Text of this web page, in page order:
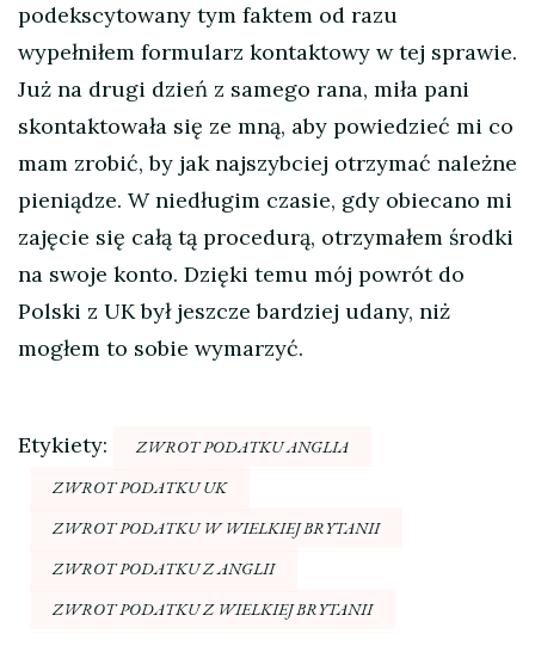
podekscytowany tym faktem od razu
wypełniłem formularz kontaktowy w tej sprawie.
Już na drugi dzień z samego rana, miła pani
skontaktowała się ze mną, aby powiedzieć mi co
mam zrobić, by jak najszybciej otrzymać należne
pieniądze. W niedługim czasie, gdy obiecano mi
zajęcie się całą tą procedurą, otrzymałem środki
na swoje konto. Dzięki temu mój powrót do
Polski z UK był jeszcze bardziej udany, niż
mogłem to sobie wymarzyć.
Etykiety:
ZWROT PODATKU ANGLIA
ZWROT PODATKU UK
ZWROT PODATKU W WIELKIEJ BRYTANII
ZWROT PODATKU Z ANGLII
ZWROT PODATKU Z WIELKIEJ BRYTANII